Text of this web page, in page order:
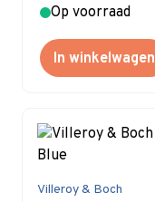
Op voorraad
In winkelwagen
Villeroy & Boch